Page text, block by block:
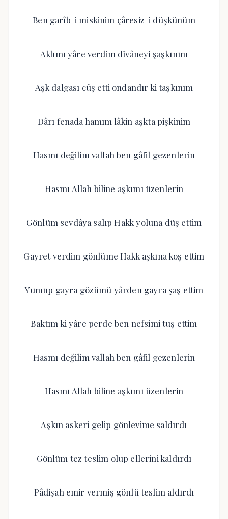
Ben garîb-i miskinim çâresiz-i düşkünüm
Aklımı yâre verdim dîvâneyi şaşkınım
Aşk dalgası cûş etti ondandır ki taşkınım
Dârı fenada hamım lâkin aşkta pişkinim
Hasmı değilim vallah ben gâfil gezenlerin
Hasmı Allah biline aşkımı üzenlerin
Gönlüm sevdâya salıp Hakk yoluna düş ettim
Gayret verdim gönlüme Hakk aşkına koş ettim
Yumup gayra gözümü yârden gayra şaş ettim
Baktım ki yâre perde ben nefsimi tuş ettim
Hasmı değilim vallah ben gâfil gezenlerin
Hasmı Allah biline aşkımı üzenlerin
Aşkın askeri gelip gönlevime saldırdı
Gönlüm tez teslim olup ellerini kaldırdı
Pâdişah emir vermiş gönlü teslim aldırdı